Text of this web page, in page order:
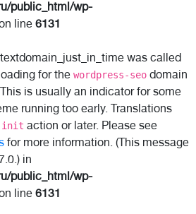
public_html/wp-
line 6131
was called
for the wordpress-seo domain
is usually an indicator for some
running too early. Translations
init action or later. Please see
for more information. (This message
in
public_html/wp-
line 6131